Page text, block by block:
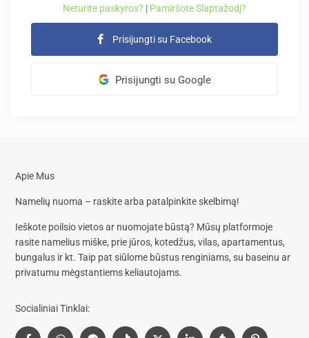
Neturite paskyros? | Pamiršote Slaptažodį?
Prisijungti su Facebook
Prisijungti su Google
Apie Mus
Namelių nuoma – raskite arba patalpinkite skelbimą!
Ieškote poilsio vietos ar nuomojate būstą? Mūsų platformoje
rasite namelius miške, prie jūros, kotedžus, vilas, apartamentus,
bungalus ir kt. Taip pat siūlome būstus renginiams, su baseinu ar
privatumu mėgstantiems keliautojams.
Socialiniai Tinklai: